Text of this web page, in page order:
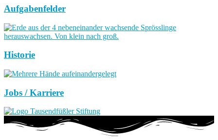
Aufgabenfelder
Historie
Jobs / Karriere